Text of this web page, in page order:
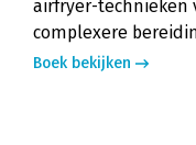
airfryer-technieken
complexere
Boek bekijken